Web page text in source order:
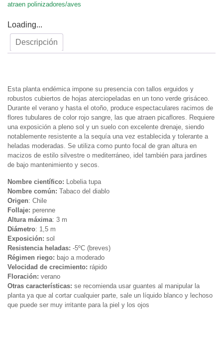
atraen polinizadores/aves
Loading...
Descripción
Esta planta endémica impone su presencia con tallos erguidos y
robustos cubiertos de hojas aterciopeladas en un tono verde grisáceo.
Durante el verano y hasta el otoño, produce espectaculares racimos de
flores tubulares de color rojo sangre, las que atraen picaflores. Requiere
una exposición a pleno sol y un suelo con excelente drenaje, siendo
notablemente resistente a la sequía una vez establecida y tolerante a
heladas moderadas. Se utiliza como punto focal de gran altura en
macizos de estilo silvestre o mediterráneo, idel también para jardines
de bajo mantenimiento y secos.
Nombre científico: Lobelia tupa
Nombre común: Tabaco del diablo
Origen: Chile
Follaje: perenne
Altura máxima: 3 m
Diámetro: 1,5 m
Exposición: sol
Resistencia heladas: -5ºC (breves)
Régimen riego: bajo a moderado
Velocidad de crecimiento: rápido
Floración: verano
Otras características: se recomienda usar guantes al manipular la
planta ya que al cortar cualquier parte, sale un líquido blanco y lechoso
que puede ser muy irritante para la piel y los ojos